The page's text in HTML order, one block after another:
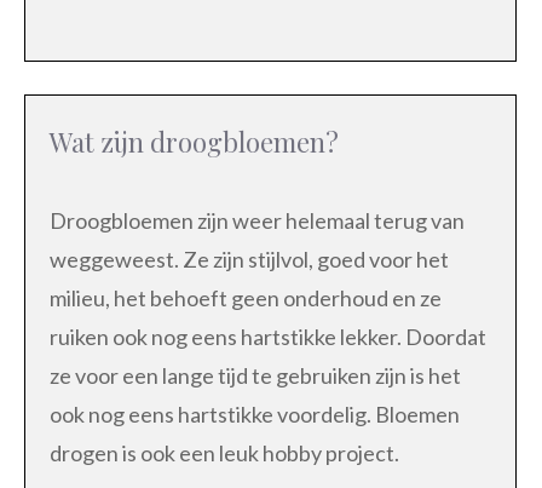
Wat zijn droogbloemen?
Droogbloemen zijn weer helemaal terug van
weggeweest. Ze zijn stijlvol, goed voor het
milieu, het behoeft geen onderhoud en ze
ruiken ook nog eens hartstikke lekker. Doordat
ze voor een lange tijd te gebruiken zijn is het
ook nog eens hartstikke voordelig. Bloemen
drogen is ook een leuk hobby project.